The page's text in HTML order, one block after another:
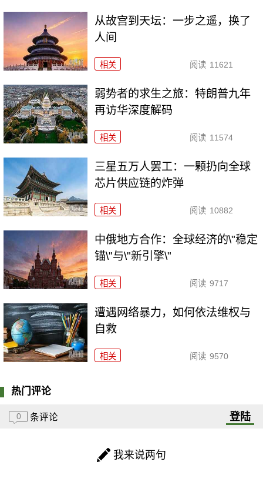
从故宫到天坛：一步之遥，换了
人间
相关 阅读 11621
弱势者的求生之旅：特朗普九年
再访华深度解码
相关 阅读 11574
三星五万人罢工：一颗扔向全球
芯片供应链的炸弹
相关 阅读 10882
中俄地方合作：全球经济的\"稳定
锚\"与\"新引擎\"
相关 阅读 9717
遭遇网络暴力，如何依法维权与
自救
相关 阅读 9570
热门评论
0 条评论 登陆
我来说两句